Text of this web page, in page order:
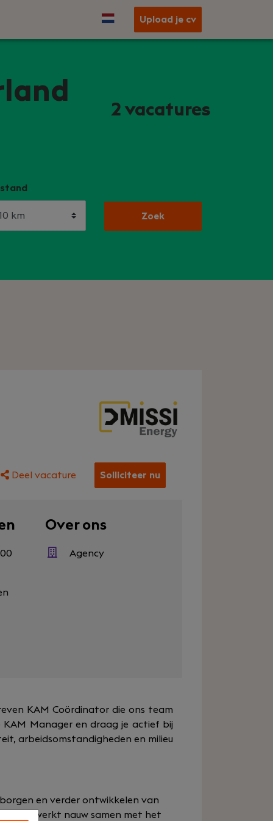
Upload je cv
2 vacatures
Zoek
Deel vacature Solliciteer nu
Over ons
Agency
KAM Coördinator die ons team
Manager en draag je actief bij
arbeidsomstandigheden en milieu
en verder ontwikkelen van
Je werkt nauw samen met het